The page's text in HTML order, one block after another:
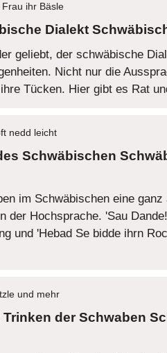
ihr Bäsle
geliebt, der schwäbische
Nicht nur die
Tücken. Hier gibt es Rat
nedd leicht
im Schwäbischen eine ganz
der Hochsprache. 'Sau
und 'Hebad Se bidde ihrn
und mehr